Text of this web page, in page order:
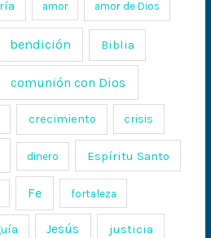
amor amor de Dios
bendición Biblia
comunión con Dios
crecimiento crisis
dinero Espíritu Santo
Fe fortaleza
Jesús justicia